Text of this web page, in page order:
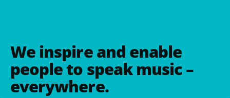
We inspire and enable
people to speak music –
everywhere.